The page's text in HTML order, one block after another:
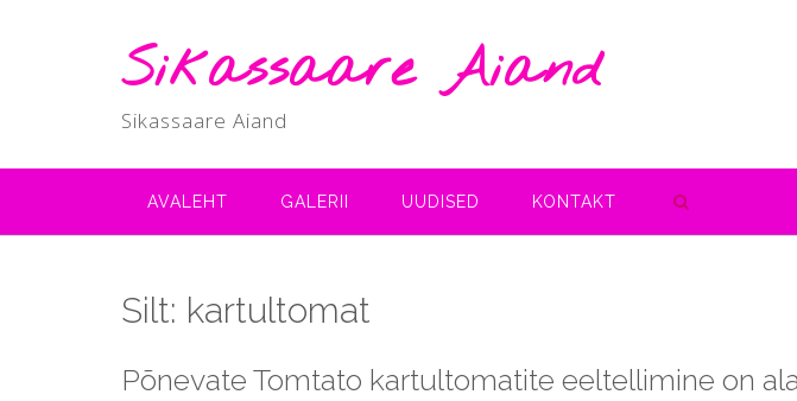
Sikassaare Aiand
Sikassaare Aiand
AVALEHT GALERII UUDISED KONTAKT
Silt: kartultomat
Põnevate Tomtato kartultomatite eeltellimine on